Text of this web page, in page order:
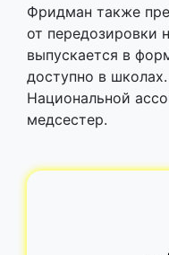
Фридман также
от передозировки
выпускается в
доступно в
Национальной
медсестер.